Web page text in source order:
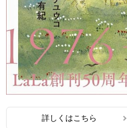
詳しくはこちら